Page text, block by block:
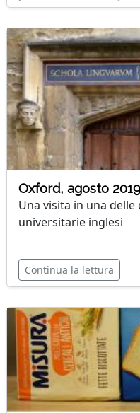
Oxford, agosto 2019
Una visita in una
universitarie inglesi
Continua la lettura